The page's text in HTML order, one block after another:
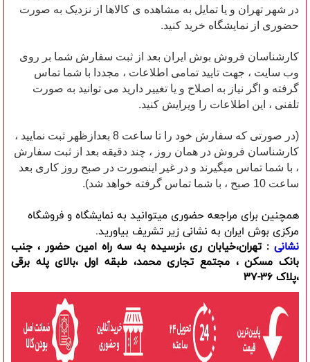
در شهر تهران و یا تمایل به مشاهده ی کالاها از نزدیک به صورت
حضوری از نمایشگاه خرید کنید.
کارشناسان فروش بوش ایران بعد از ثبت سفارش شما بر روی
وب سایت ، جهت تایید تمامی اطلاعات ، مجددا با شما تماس
گرفته و اگر نیاز به اصلاح و یا تغییر دارید می توانید به صورت
تلفنی ، این اطلاعات را ویرایش کنید.
(در صورتی که سفارش خود را تا ساعت 8 بعدازظهر ثبت نمایید ،
کارشناسان فروش در همان روز ، چند دقیقه بعد از ثبت سفارش
، با شما تماس میگیرند و در غیر اینصورت در صبح روز کاری بعد
ساعت 10 صبح ، با شما تماس گرفته خواهد شد).
همچنین برای مراجعه حضوری میتوانید به نمایشگاه و فروشگاه
مرکزی بوش ایران به نشانی زیر تشریف بیاورید.
نشانی: تهران،خیابان ری ،نرسیده به سه راه امین حضور ، جنب
بانک مسکن ، مجتمع تجاری محمد، طبقه اول ،بالای پله برقی
،پلاک 36-37